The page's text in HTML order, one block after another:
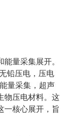
量采集展开。
铅压电，压电
量采集，超声
物压电材料。这
一核心展开，旨